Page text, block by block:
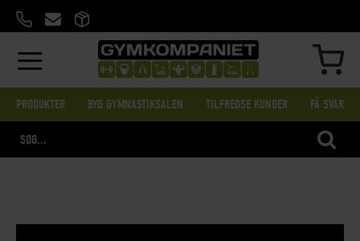
TO
PRODUKTER BYG GYMNASTIKSALEN TILFREDSE KUNDER FÅ SVAR